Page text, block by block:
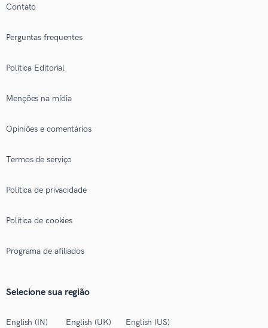
Contato
Perguntas frequentes
Política Editorial
Menções na mídia
Opiniões e comentários
Termos de serviço
Política de privacidade
Política de cookies
Programa de afiliados
Selecione sua região
English (IN) English (UK) English (US)